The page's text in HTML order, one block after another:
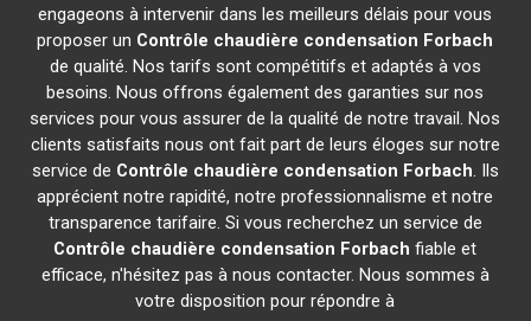
engageons à intervenir dans les meilleurs délais pour vous
proposer un Contrôle chaudière condensation Forbach
de qualité. Nos tarifs sont compétitifs et adaptés à vos
besoins. Nous offrons également des garanties sur nos
services pour vous assurer de la qualité de notre travail. Nos
clients satisfaits nous ont fait part de leurs éloges sur notre
service de Contrôle chaudière condensation Forbach. Ils
apprécient notre rapidité, notre professionnalisme et notre
transparence tarifaire. Si vous recherchez un service de
Contrôle chaudière condensation Forbach fiable et
efficace, n'hésitez pas à nous contacter. Nous sommes à
votre disposition pour répondre à